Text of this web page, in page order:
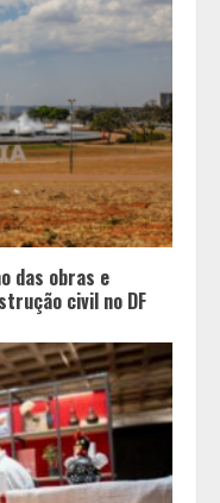
18 horas na vida
tem
família no Dia dos
das obras e
civil no DF